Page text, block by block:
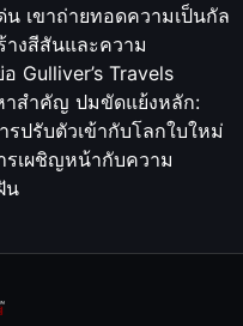
น เขาถ่ายทอดความเป็นกัล
างสีสันและความ
อ Gulliver’s Travels
าสำคัญ ปมขัดแย้งหลัก:
ปรับตัวเข้ากับโลกใบใหม่
รเผชิญหน้ากับความ
น